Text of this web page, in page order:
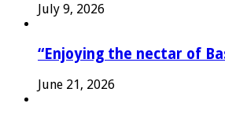
July 9, 2026
“Enjoying the nectar of
June 21, 2026